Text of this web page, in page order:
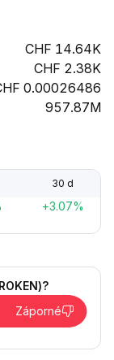
14.64K
2.38K
0.00026486
957.87M
30 d
+3.07%
Záporné